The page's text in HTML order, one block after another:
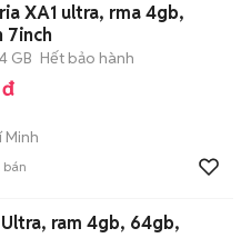
XA1 ultra, rma 4gb,
7inch
GB Hết bảo hành
Minh
bán
ram 4gb, 64gb,